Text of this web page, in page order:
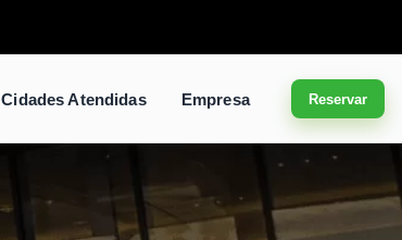
Cidades Atendidas Empresa Reservar